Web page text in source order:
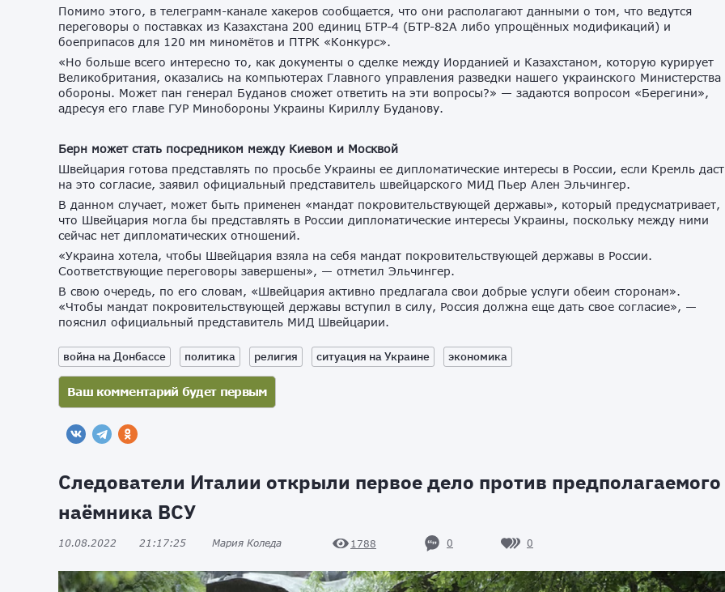
Помимо этого, в телеграмм-канале хакеров сообщается, что они располагают данными о том, что ведутся
переговоры о поставках из Казахстана 200 единиц БТР-4 (БТР-82А либо упрощённых модификаций) и
боеприпасов для 120 мм миномётов и ПТРК «Конкурс».
«Но больше всего интересно то, как документы о сделке между Иорданией и Казахстаном, которую курирует
Великобритания, оказались на компьютерах Главного управления разведки нашего украинского Министерства
обороны. Может пан генерал Буданов сможет ответить на эти вопросы?» — задаются вопросом «Берегини»,
адресуя его главе ГУР Минобороны Украины Кириллу Буданову.
Берн может стать посредником между Киевом и Москвой
Швейцария готова представлять по просьбе Украины ее дипломатические интересы в России, если Кремль даст
на это согласие, заявил официальный представитель швейцарского МИД Пьер Ален Эльчингер.
В данном случает, может быть применен «мандат покровительствующей державы», который предусматривает,
что Швейцария могла бы представлять в России дипломатические интересы Украины, поскольку между ними
сейчас нет дипломатических отношений.
«Украина хотела, чтобы Швейцария взяла на себя мандат покровительствующей державы в России.
Соответствующие переговоры завершены», — отметил Эльчингер.
В свою очередь, по его словам, «Швейцария активно предлагала свои добрые услуги обеим сторонам».
«Чтобы мандат покровительствующей державы вступил в силу, Россия должна еще дать свое согласие», —
пояснил официальный представитель МИД Швейцарии.
война на Донбассе политика религия ситуация на Украине экономика
Следователи Италии открыли первое дело против предполагаемого
наёмника ВСУ
10.08.2022 21:17:25 Мария Коледа 1788 0 0